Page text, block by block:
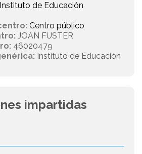
Instituto de Educación
Centro público
JOAN FUSTER
46020479
Instituto de Educación
impartidas